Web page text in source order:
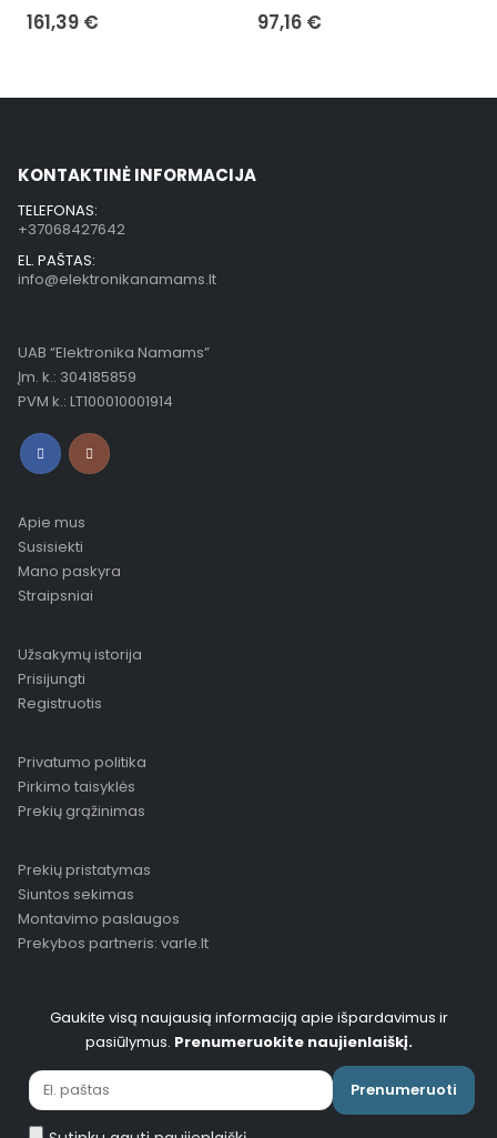
161,39 € 97,16 €
KONTAKTINĖ INFORMACIJA
TELEFONAS:
+37068427642
EL. PAŠTAS:
info@elektronikanamams.lt
UAB “Elektronika Namams”
Įm. k.: 304185859
PVM k.: LT100010001914
Apie mus
Susisiekti
Mano paskyra
Straipsniai
Užsakymų istorija
Prisijungti
Registruotis
Privatumo politika
Pirkimo taisyklės
Prekių grąžinimas
Prekių pristatymas
Siuntos sekimas
Montavimo paslaugos
Prekybos partneris: varle.lt
Gaukite visą naujausią informaciją apie išpardavimus ir
pasiūlymus. Prenumeruokite naujienlaiškį.
Prenumeruoti